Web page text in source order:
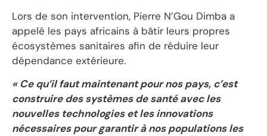
Lors de son intervention, Pierre N’Gou Dimba a
appelé les pays africains à bâtir leurs propres
écosystèmes sanitaires afin de réduire leur
dépendance extérieure.
« Ce qu’il faut maintenant pour nos pays, c’est
construire des systèmes de santé avec les
nouvelles technologies et les innovations
nécessaires pour garantir à nos populations les